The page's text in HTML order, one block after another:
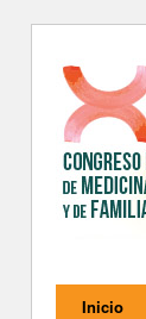
Inicio